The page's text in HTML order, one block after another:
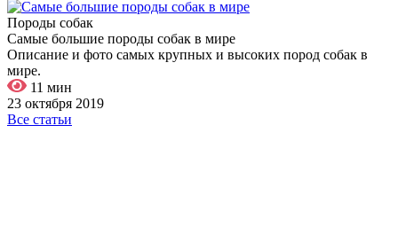
Породы собак
Самые большие породы собак в мире
Описание и фото самых крупных и высоких пород собак в
мире.
11 мин
23 октября 2019
Все статьи